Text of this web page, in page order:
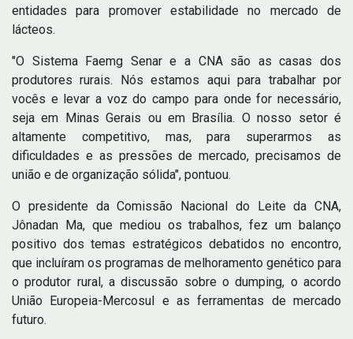
entidades para promover estabilidade no mercado de
lácteos.
"O Sistema Faemg Senar e a CNA são as casas dos
produtores rurais. Nós estamos aqui para trabalhar por
vocês e levar a voz do campo para onde for necessário,
seja em Minas Gerais ou em Brasília. O nosso setor é
altamente competitivo, mas, para superarmos as
dificuldades e as pressões de mercado, precisamos de
união e de organização sólida", pontuou.
O presidente da Comissão Nacional do Leite da CNA,
Jônadan Ma, que mediou os trabalhos, fez um balanço
positivo dos temas estratégicos debatidos no encontro,
que incluíram os programas de melhoramento genético para
o produtor rural, a discussão sobre o dumping, o acordo
União Europeia-Mercosul e as ferramentas de mercado
futuro.